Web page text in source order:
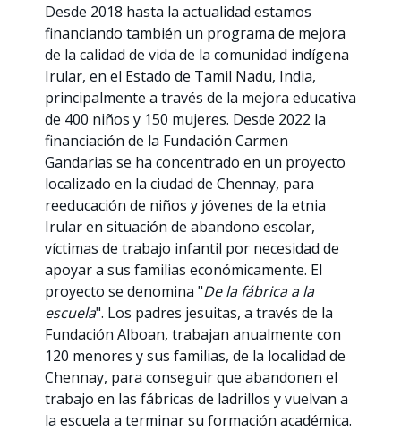
Desde 2018 hasta la actualidad estamos
financiando también un programa de mejora
de la calidad de vida de la comunidad indígena
Irular, en el Estado de Tamil Nadu, India,
principalmente a través de la mejora educativa
de 400 niños y 150 mujeres. Desde 2022 la
financiación de la Fundación Carmen
Gandarias se ha concentrado en un proyecto
localizado en la ciudad de Chennay, para
reeducación de niños y jóvenes de la etnia
Irular en situación de abandono escolar,
víctimas de trabajo infantil por necesidad de
apoyar a sus familias económicamente. El
proyecto se denomina "De la fábrica a la
escuela". Los padres jesuitas, a través de la
Fundación Alboan, trabajan anualmente con
120 menores y sus familias, de la localidad de
Chennay, para conseguir que abandonen el
trabajo en las fábricas de ladrillos y vuelvan a
la escuela a terminar su formación académica.